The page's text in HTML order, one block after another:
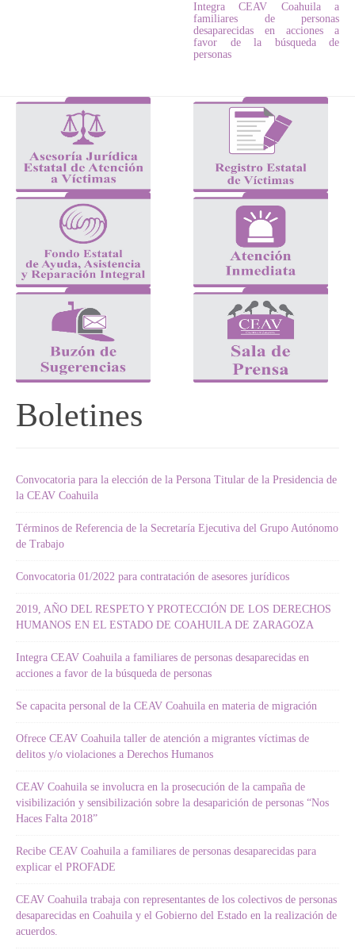
Integra CEAV Coahuila a
familiares de personas
desaparecidas en acciones a
favor de la búsqueda de
personas
Boletines
Convocatoria para la elección de la Persona Titular de la Presidencia de
la CEAV Coahuila
Términos de Referencia de la Secretaría Ejecutiva del Grupo Autónomo
de Trabajo
Convocatoria 01/2022 para contratación de asesores jurídicos
2019, AÑO DEL RESPETO Y PROTECCIÓN DE LOS DERECHOS
HUMANOS EN EL ESTADO DE COAHUILA DE ZARAGOZA
Integra CEAV Coahuila a familiares de personas desaparecidas en
acciones a favor de la búsqueda de personas
Se capacita personal de la CEAV Coahuila en materia de migración
Ofrece CEAV Coahuila taller de atención a migrantes víctimas de
delitos y/o violaciones a Derechos Humanos
CEAV Coahuila se involucra en la prosecución de la campaña de
visibilización y sensibilización sobre la desaparición de personas “Nos
Haces Falta 2018”
Recibe CEAV Coahuila a familiares de personas desaparecidas para
explicar el PROFADE
CEAV Coahuila trabaja con representantes de los colectivos de personas
desaparecidas en Coahuila y el Gobierno del Estado en la realización de
acuerdos.